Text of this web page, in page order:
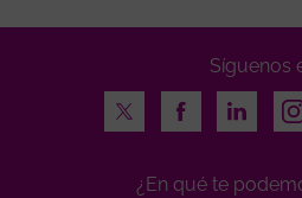
Síguenos
Twitter
FacebookLinkedIn
¿En qué te